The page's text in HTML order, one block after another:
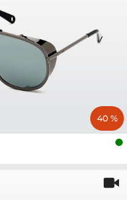
40 %